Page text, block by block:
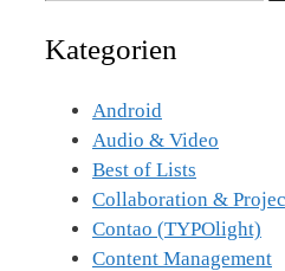
Kategorien
Android
Audio & Video
Best of Lists
Collaboration &
Contao (TYPOlight)
Content Management